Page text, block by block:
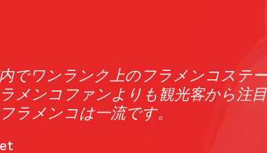
暗くて狭い。店内にスモークが立
哀しい歌声が始まると、室内はエ
。ダンサーはそれぞれ、音楽に合わ